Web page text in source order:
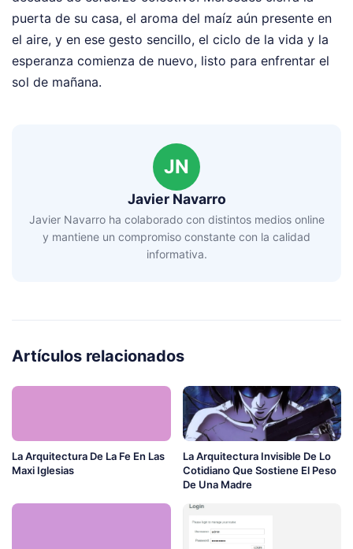
puerta de su casa, el aroma del maíz aún presente en
el aire, y en ese gesto sencillo, el ciclo de la vida y la
esperanza comienza de nuevo, listo para enfrentar el
sol de mañana.
JN
Javier Navarro
Javier Navarro ha colaborado con distintos medios online
y mantiene un compromiso constante con la calidad
informativa.
Artículos relacionados
La Arquitectura De La Fe En Las
Maxi Iglesias
La Arquitectura Invisible De Lo
Cotidiano Que Sostiene El Peso
De Una Madre